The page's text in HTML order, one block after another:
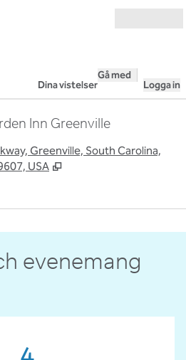
Dina vistelser
Gå med
Logga in
Inn Greenville
Greenville, South Carolina,
USA
1/3
evenemang